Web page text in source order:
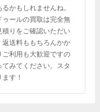
かもしれませんね。
ールの買取は完全無
りをご確認いただい
送料ももちろんかか
ご利用も大歓迎ですの
みてください。スタ
す！